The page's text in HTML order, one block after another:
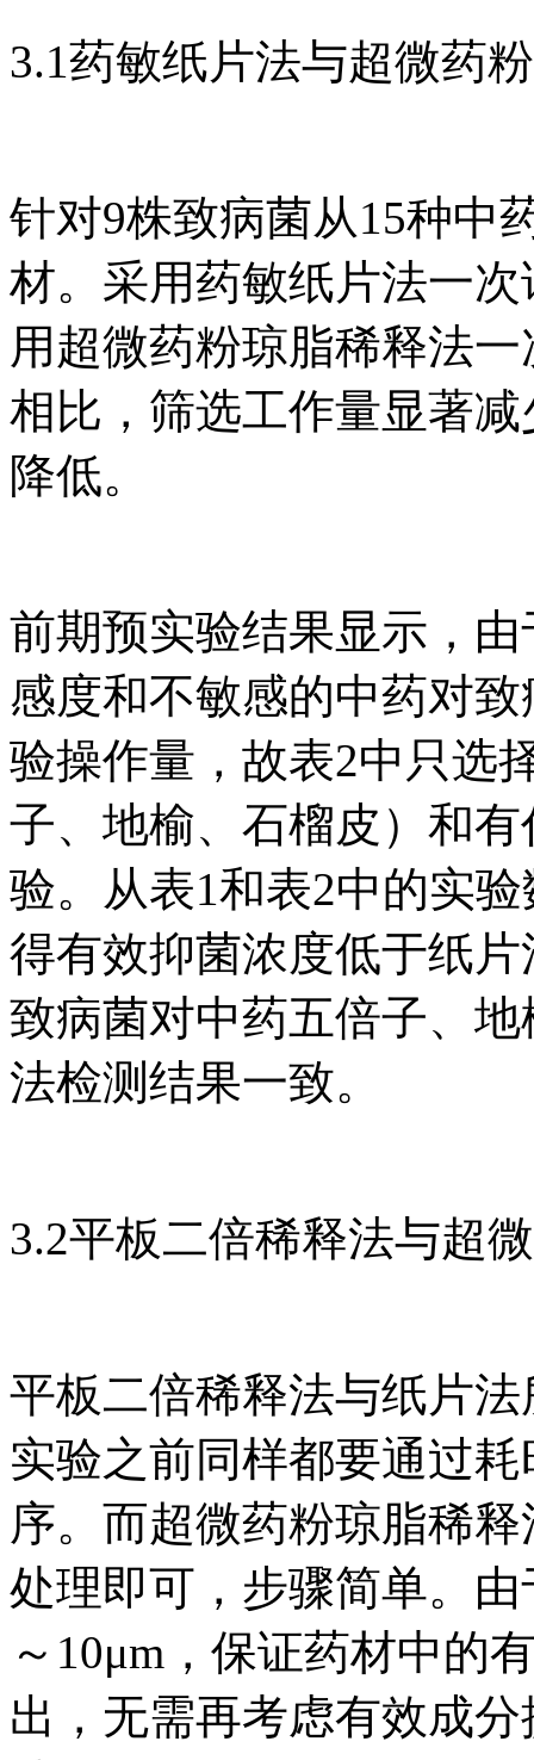
3.1药敏纸片法与超微药
针对9株致病菌从15种中
材。采用药敏纸片法一
用超微药粉琼脂稀释法
相比，筛选工作量显著
降低。
前期预实验结果显示，
感度和不敏感的中药对
验操作量，故表2中只选
子、地榆、石榴皮）和
验。从表1和表2中的实
得有效抑菌浓度低于纸
致病菌对中药五倍子、
法检测结果一致。
3.2平板二倍稀释法与超
平板二倍稀释法与纸片
实验之前同样都要通过
序。而超微药粉琼脂稀
处理即可，步骤简单。
～10μm，保证药材中的
出，无需再考虑有效成